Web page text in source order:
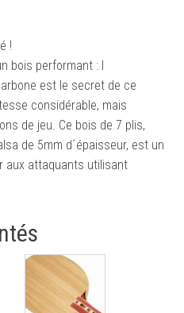
!
bois performant : l
est le secret de ce
considérable, mais
de jeu. Ce bois de 7 plis,
de 5mm d´épaisseur, est un
aux attaquants utilisant